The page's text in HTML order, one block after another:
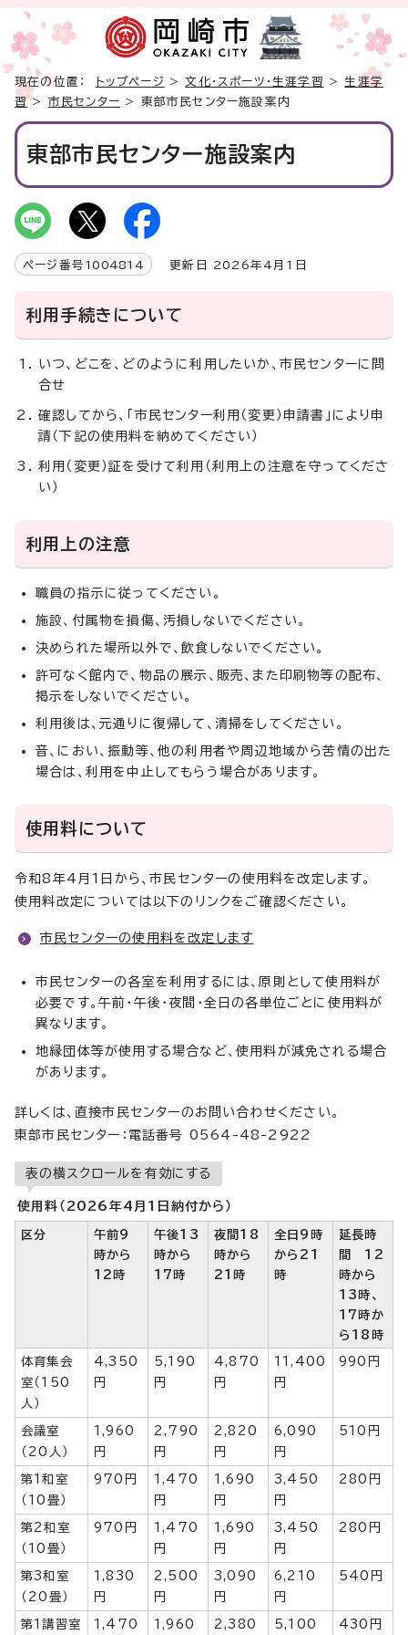
現在の位置： トップページ >文化・スポーツ・生涯学習 >生涯学
習> 市民センター > 東部市民センター施設案内
東部市民センター施設案内
ページ番号 1004814 更新日 2026年4月1日
利用手続きについて
いつ、どこを、どのように利用したいか、市民センターに問
合せ
確認してから、「市民センター利用（変更）申請書」により申
請（下記の使用料を納めてください）
利用（変更）証を受けて利用（利用上の注意を守ってくださ
い）
利用上の注意
職員の指示に従ってください。
施設、付属物を損傷、汚損しないでください。
決められた場所以外で、飲食しないでください。
許可なく館内で、物品の展示、販売、また印刷物等の配布、
掲示をしないでください。
利用後は、元通りに復帰して、清掃をしてください。
音、におい、振動等、他の利用者や周辺地域から苦情の出た
場合は、利用を中止してもらう場合があります。
使用料について
令和8年4月1日から、市民センターの使用料を改定します。
使用料改定については以下のリンクをご確認ください。
市民センターの使用料を改定します
市民センターの各室を利用するには、原則として使用料が
必要です。午前・午後・夜間・全日の各単位ごとに使用料が
異なります。
地縁団体等が使用する場合など、使用料が減免される場合
があります。
詳しくは、直接市民センターのお問い合わせください。
東部市民センター：電話番号 0564-48-2922
表の横スクロールを有効にする
使用料（2026年4月1日納付から）
区分
午前9
時から
12時
午後13
時から
17時
夜間18
時から
21時
全日9時
から21
時
延長時
間 12
時から
13時、
17時か
ら18時
体育集会
室（150
人）
4,350
円
5,190
円
4,870
円
11,400
円
990円
会議室
（20人）
1,960
円
2,790
円
2,820
円
6,090
円
510円
第1和室
（10畳）
970円
1,470
円
1,690
円
3,450
円
280円
第2和室
（10畳）
970円
1,470
円
1,690
円
3,450
円
280円
第3和室
（20畳）
1,830
円
2,500
円
3,090
円
6,210
円
540円
第1講習室 1,470 1,960 2,380 5,100 430円